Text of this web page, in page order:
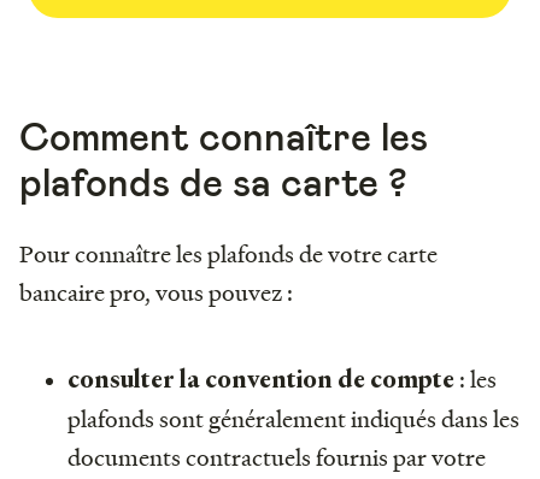
Comment connaître les
plafonds de sa carte ?
Pour connaître les plafonds de votre carte
bancaire pro, vous pouvez :
consulter la convention de compte : les
plafonds sont généralement indiqués dans les
documents contractuels fournis par votre